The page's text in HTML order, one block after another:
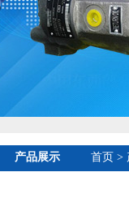
产品展示 首页 >